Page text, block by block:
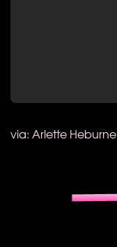
via: Arlette Heburne